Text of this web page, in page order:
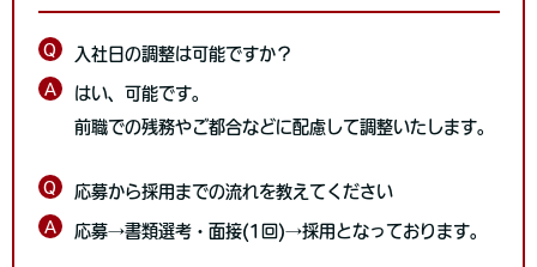
Q 入社日の調整は可能ですか？
A
はい、可能です。
前職での残務やご都合などに配慮して調整いたします。
Q 応募から採用までの流れを教えてください
A 応募→書類選考・面接(1回)→採用となっております。